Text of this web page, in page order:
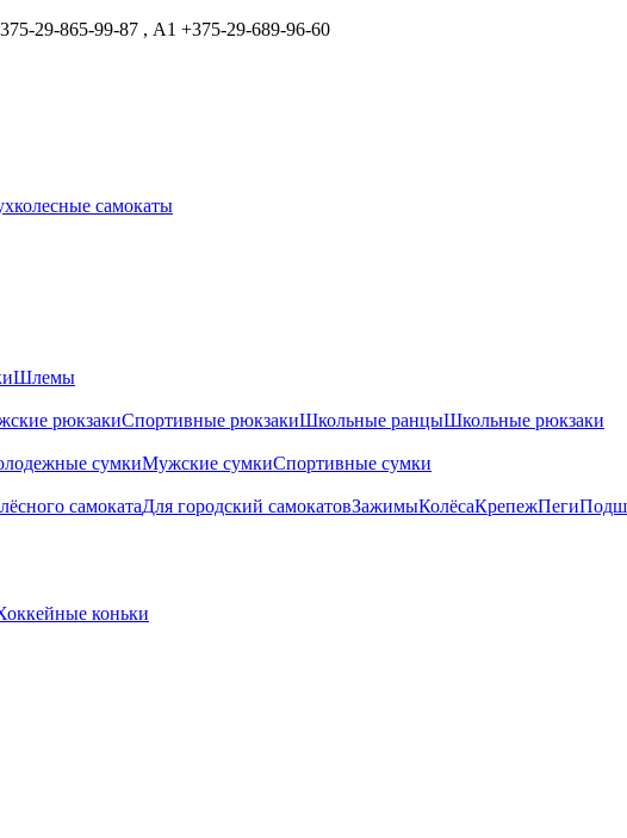
29-865-99-87 , А1 +375-29-689-96-60
самокаты
Шлемы
рюкзакиСпортивные рюкзакиШкольные ранцыШкольные рюкзаки
сумкиМужские сумкиСпортивные сумки
самокатаДля городский самокатовЗажимыКолёсаКрепежПеги
коньки